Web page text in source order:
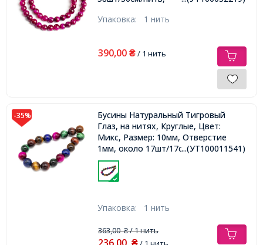
Упаковка: 1 нить
390,00 ₴/ 1 нить
-35%
Бусины Натуральный Тигровый
Глаз, на нитях, Круглые, Цвет:
Микс, Размер: 10мм, Отверстие
1мм, около 17шт/17см /нить,
...(УТ100011541)
Упаковка: 1 нить
363,00₴/ 1 нить
₴